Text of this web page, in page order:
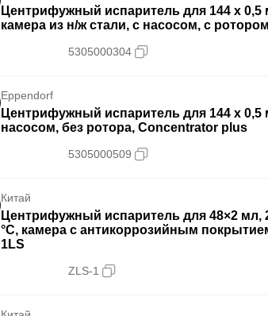
Центрифужный испаритель для 144 х 0,5
камера из н/ж стали, с насосом, с
5305000304
Eppendorf
Центрифужный испаритель для 144 х 0,5
насосом, без ротора, Concentrator plus
5305000509
Китай
Центрифужный испаритель для 48×2 мл,
°C, камера с антикоррозийным
1LS
ZLS-1